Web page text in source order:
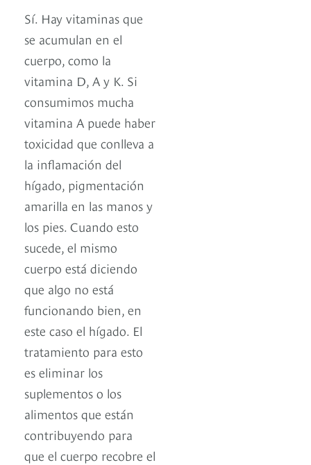
Sí. Hay vitaminas que
se acumulan en el
cuerpo, como la
vitamina D, A y K. Si
consumimos mucha
vitamina A puede haber
toxicidad que conlleva a
la inflamación del
hígado, pigmentación
amarilla en las manos y
los pies. Cuando esto
sucede, el mismo
cuerpo está diciendo
que algo no está
funcionando bien, en
este caso el hígado. El
tratamiento para esto
es eliminar los
suplementos o los
alimentos que están
contribuyendo para
que el cuerpo recobre el